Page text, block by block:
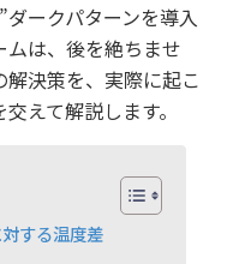
ークパターンを導入
は、後を絶ちませ
決策を、実際に起こ
えて解説します。
する温度差